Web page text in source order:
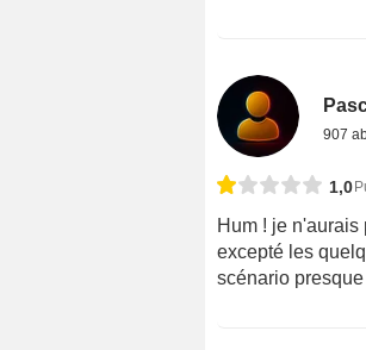
907
1,0
Hum ! je
excepté les
scénario